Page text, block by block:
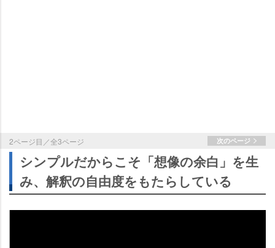
2ページ目／全3ページ 次のページ
シンプルだからこそ「想像の余白」を生
み、解釈の自由度をもたらしている